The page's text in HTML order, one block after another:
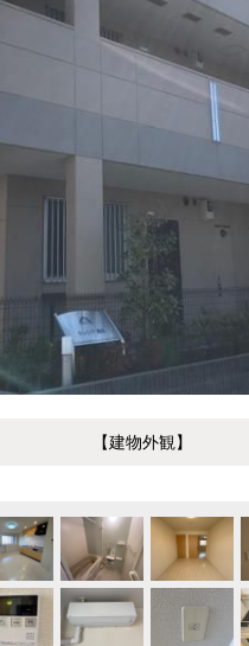
【建物外観】